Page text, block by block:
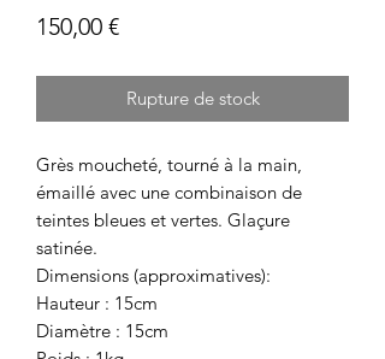
150,00 €Prix
Rupture de stock
Grès moucheté, tourné à la main,
émaillé avec une combinaison de
teintes bleues et vertes. Glaçure
satinée.
Dimensions (approximatives):
Hauteur : 15cm
Diamètre : 15cm